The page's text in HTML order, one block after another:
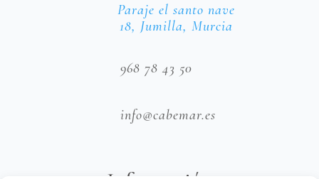
Paraje el santo nave
18, Jumilla, Murcia
968 78 43 50
info@cabemar.es